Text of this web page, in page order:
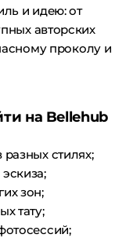
и идею: от
авторских
проколу и
на Bellehub
стилях;
зон;
тату;